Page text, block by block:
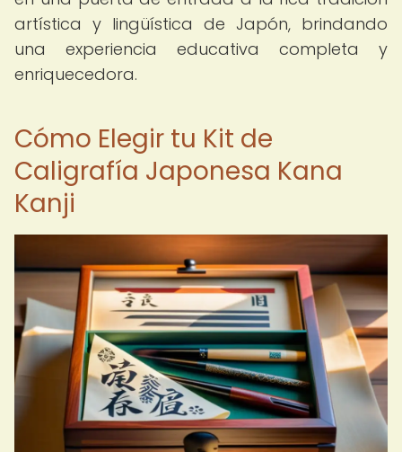
artística y lingüística de Japón, brindando
una experiencia educativa completa y
enriquecedora.
Cómo Elegir tu Kit de
Caligrafía Japonesa Kana
Kanji